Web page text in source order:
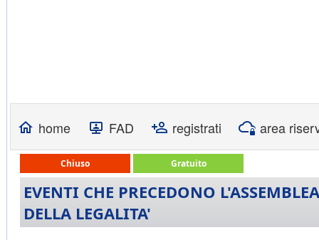
home FAD registrati area
Chiuso Gratuito
EVENTI CHE PRECEDONO
DELLA LEGALITA'